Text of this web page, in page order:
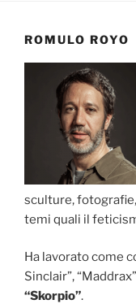
ROMULO ROYO
sculture,
temi quali il
Ha lavorato come
Sinclair”,
“Skorpio”.